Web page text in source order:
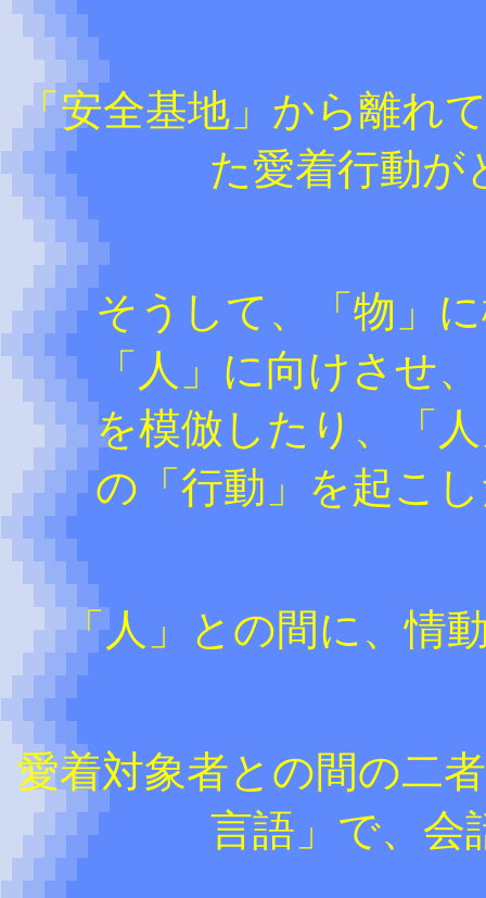
「安全基地」から離れ
た愛着行動が
そうして、「物」
「人」に向けさせ
を模倣したり、「
の「行動」を起こ
「人」との間に、情
愛着対象者との間の二
言語」で、会